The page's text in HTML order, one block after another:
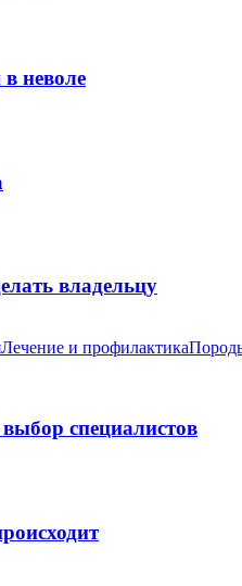
неволе
владельцу
Лечение и профилактика
специалистов